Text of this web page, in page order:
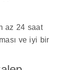
az 24 saat
ve iyi bir